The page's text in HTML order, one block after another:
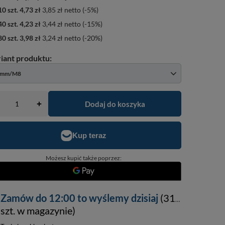
M8
+ Dodaj do koszyka
Możesz kupić także poprzez:
szt.4,73 zł 3,85 zł netto (-5%)
szt.4,23 zł 3,44 zł netto (-15%)
szt. 3,98 zł 3,24 zł netto (-20%)
Zamów do 12:00 to wyślemy dzisiaj (313
szt. w magazynie)